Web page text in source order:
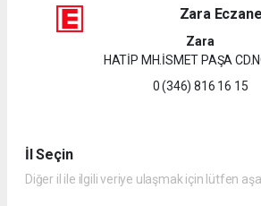
Zara
Zara
HATİP MH.İSMET PAŞA
0 (346) 816 16 15
İl Seçin
Diğer il ile ilgili veriye ulaşmak için lütfen